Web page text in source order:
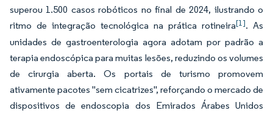
superou 1.500 casos robóticos no final de 2024, ilustrando o
ritmo de integração tecnológica na prática rotineira[1]. As
unidades de gastroenterologia agora adotam por padrão a
terapia endoscópica para muitas lesões, reduzindo os volumes
de cirurgia aberta. Os portais de turismo promovem
ativamente pacotes "sem cicatrizes", reforçando o mercado de
dispositivos de endoscopia dos Emirados Árabes Unidos